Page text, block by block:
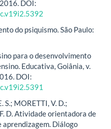
DOI:
do psiquismo. São Paulo:
para o desenvolvimento
Educativa, Goiânia, v.
DOI:
S.; MORETTI, V. D.;
D. Atividade orientadora de
aprendizagem. Diálogo